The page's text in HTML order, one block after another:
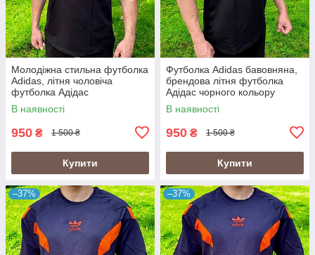
Молодіжна стильна футболка
Adidas, літня чоловіча
футболка Адідас
В наявності
950 ₴ 1 500 ₴
Купити
Футболка Adidas бавовняна,
брендова літня футболка
Адідас чорного кольору
В наявності
950 ₴ 1 500 ₴
Купити
–37% –37%